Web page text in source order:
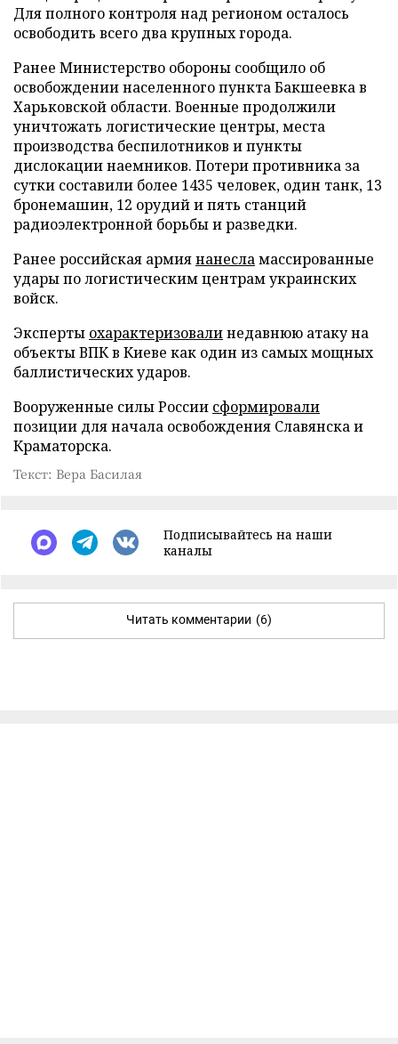
Для полного контроля над регионом осталось
освободить всего два крупных города.
Ранее Министерство обороны сообщило об
освобождении населенного пункта Бакшеевка в
Харьковской области. Военные продолжили
уничтожать логистические центры, места
производства беспилотников и пункты
дислокации наемников. Потери противника за
сутки составили более 1435 человек, один танк, 13
бронемашин, 12 орудий и пять станций
радиоэлектронной борьбы и разведки.
Ранее российская армиянанесламассированные
удары по логистическим центрам украинских
войск.
Эксперты охарактеризовалинедавнюю атаку на
объекты ВПК в Киеве как один из самых мощных
баллистических ударов.
Вооруженные силы России сформировали
позиции для начала освобождения Славянска и
Краматорска.
Текст: Вера Басилая
Подписывайтесь на наши
каналы
Читать комментарии (6)